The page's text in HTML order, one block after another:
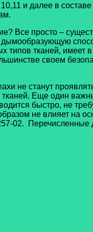
и далее в
Все просто –
дымообразующую
тканей, имеет в
своем
не станут
тканей. Еще один
быстро, не
не влияет на
02. Перечисленные